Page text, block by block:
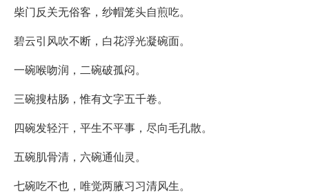
柴门反关无俗客，纱帽笼头自煎吃。
碧云引风吹不断，白花浮光凝碗面。
一碗喉吻润，二碗破孤闷。
三碗搜枯肠，惟有文字五千卷。
四碗发轻汗，平生不平事，尽向毛孔散。
五碗肌骨清，六碗通仙灵。
七碗吃不也，唯觉两腋习习清风生。